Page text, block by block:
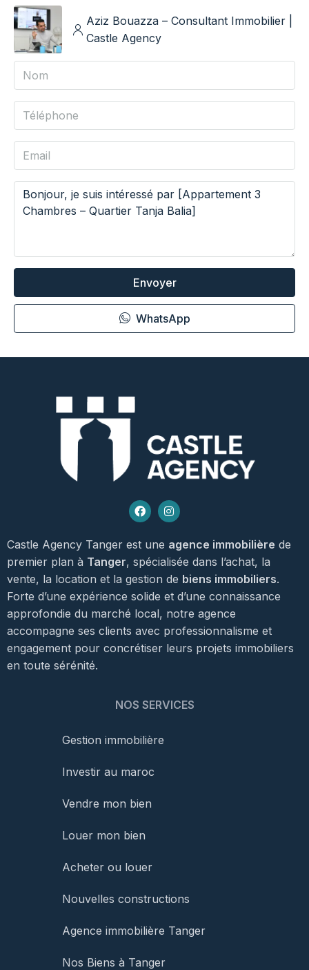
Aziz Bouazza – Consultant Immobilier |
Castle Agency
Envoyer
WhatsApp
Castle Agency Tanger est une agence immobilière de
premier plan à Tanger, spécialisée dans l’achat, la
vente, la location et la gestion de biens immobiliers.
Forte d’une expérience solide et d’une connaissance
approfondie du marché local, notre agence
accompagne ses clients avec professionnalisme et
engagement pour concrétiser leurs projets immobiliers
en toute sérénité.
NOS SERVICES
Gestion immobilière
Investir au maroc
Vendre mon bien
Louer mon bien
Acheter ou louer
Nouvelles constructions
Agence immobilière Tanger
Nos Biens à Tanger